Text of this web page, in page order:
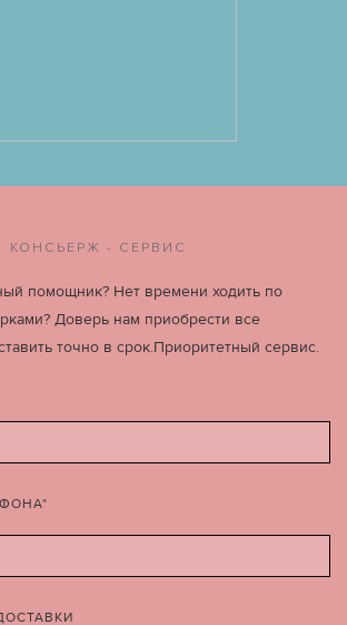
КОНСЬЕРЖ - СЕРВИС
помощник? Нет времени ходить по
Доверь нам приобрести все
точно в срок.Приоритетный сервис.